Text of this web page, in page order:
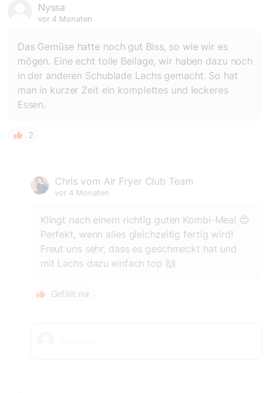
Nyssa
vor 4 Monaten
Das Gemüse hatte noch gut Biss, so wie wir es
mögen. Eine echt tolle Beilage, wir haben dazu noch
in der anderen Schublade Lachs gemacht. So hat
man in kurzer Zeit ein komplettes und leckeres
Essen.
2
Chris vom Air Fryer Club Team
vor 4 Monaten
Klingt nach einem richtig guten Kombi-Meal 😍
Perfekt, wenn alles gleichzeitig fertig wird!
Freut uns sehr, dass es geschmeckt hat und
mit Lachs dazu einfach top 🙌
Gefällt mir